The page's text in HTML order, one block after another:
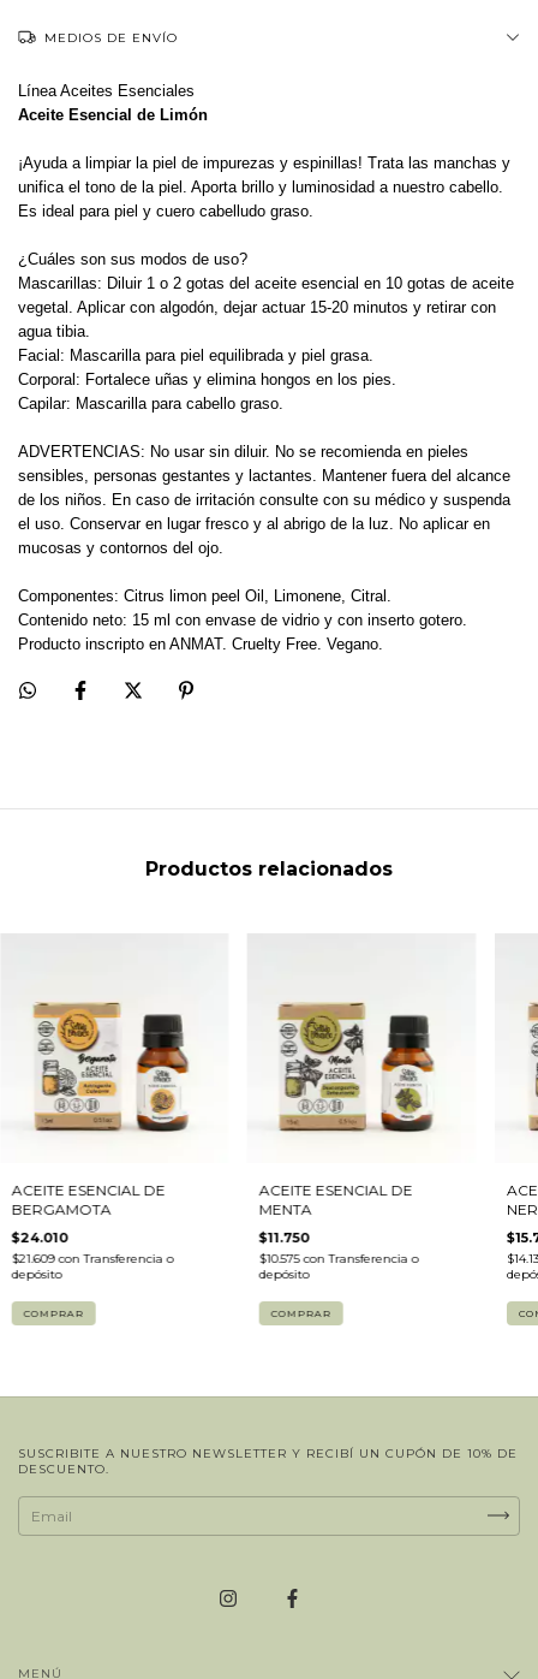
MEDIOS DE ENVÍO
Línea Aceites Esenciales
Aceite Esencial de Limón
¡Ayuda a limpiar la piel de impurezas y espinillas! Trata las manchas y
unifica el tono de la piel. Aporta brillo y luminosidad a nuestro cabello.
Es ideal para piel y cuero cabelludo graso.
¿Cuáles son sus modos de uso?
Mascarillas: Diluir 1 o 2 gotas del aceite esencial en 10 gotas de aceite
vegetal. Aplicar con algodón, dejar actuar 15-20 minutos y retirar con
agua tibia.
Facial: Mascarilla para piel equilibrada y piel grasa.
Corporal: Fortalece uñas y elimina hongos en los pies.
Capilar: Mascarilla para cabello graso.
ADVERTENCIAS: No usar sin diluir. No se recomienda en pieles
sensibles, personas gestantes y lactantes. Mantener fuera del alcance
de los niños. En caso de irritación consulte con su médico y suspenda
el uso. Conservar en lugar fresco y al abrigo de la luz. No aplicar en
mucosas y contornos del ojo.
Componentes: Citrus limon peel Oil, Limonene, Citral.
Contenido neto: 15 ml con envase de vidrio y con inserto gotero.
Producto inscripto en ANMAT. Cruelty Free. Vegano.
Productos relacionados
ACEITE ESENCIAL DE
BERGAMOTA
$24.010
$21.609con Transferencia o
depósito
ACEITE ESENCIAL DE
MENTA
$11.750
$10.575con Transferencia o
depósito
SUSCRIBITE A NUESTRO NEWSLETTER Y RECIBÍ UN CUPÓN DE 10% DE
DESCUENTO.
MENÚ